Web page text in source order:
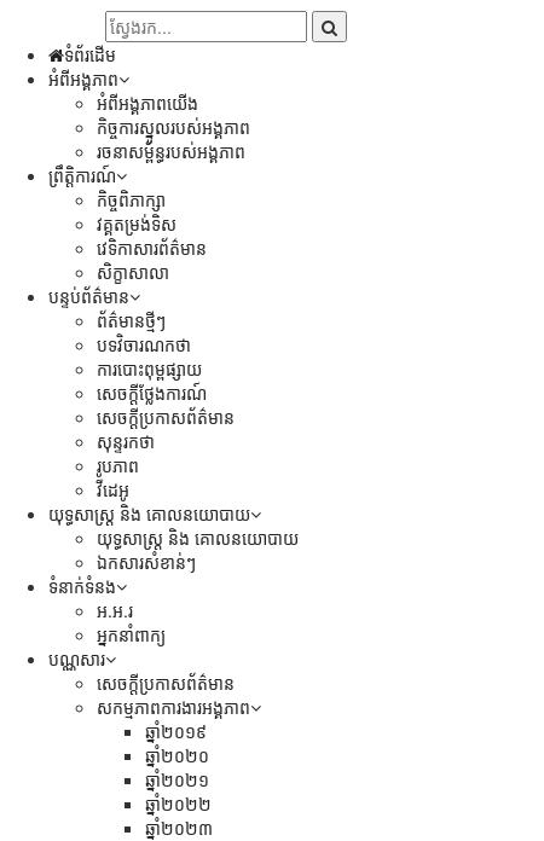
ទំព័រដើម
អំពីអង្គភាព
អំពីអង្គភាពយើង
កិច្ចការស្នូលរបស់អង្គភាព
រចនាសម្ព័ន្ធរបស់អង្គភាព
ព្រឹត្តិការណ៍
កិច្ចពិភាក្សា
វគ្គតម្រង់ទិស
វេទិកាសារព័ត៌មាន
សិក្ខាសាលា
បន្ទប់ព័ត៌មាន
ព័ត៌មានថ្មីៗ
បទវិចារណកថា
ការបោះពុម្ពផ្សាយ
សេចក្តីថ្លែងការណ៍
សេចក្ដីប្រកាសព័ត៌មាន
សុន្ទរកថា
រូបភាព
វីដេអូ
យុទ្ធសាស្រ្ត និង គោលនយោបាយ
យុទ្ធសាស្រ្ត និង គោលនយោបាយ
ឯកសារសំខាន់ៗ
ទំនាក់ទំនង
អ.អ.រ
អ្នកនាំពាក្យ
បណ្ណសារ
សេចក្តីប្រកាសព័ត៌មាន
សកម្មភាពការងារអង្គភាព
ឆ្នាំ២០១៩
ឆ្នាំ២០២០
ឆ្នាំ២០២១
ឆ្នាំ២០២២
ឆ្នាំ២០២៣